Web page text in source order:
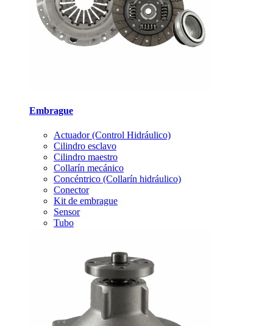
Embrague
Actuador (Control Hidráulico)
Cilindro esclavo
Cilindro maestro
Collarín mecánico
Concéntrico (Collarín hidráulico)
Conector
Kit de embrague
Sensor
Tubo